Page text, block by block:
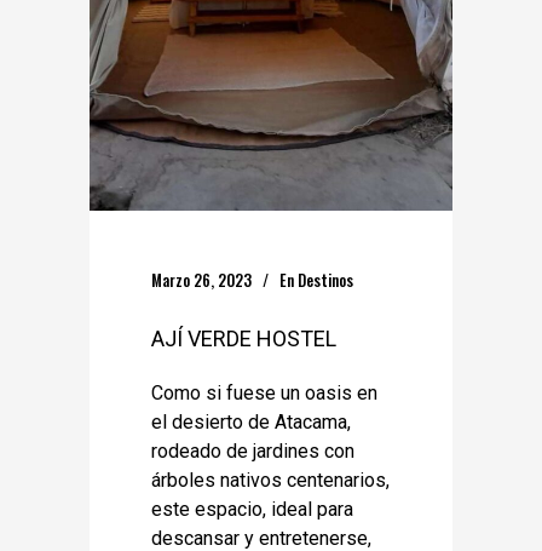
Marzo 26, 2023 En Destinos
AJÍ VERDE HOSTEL
Como si fuese un oasis en
el desierto de Atacama,
rodeado de jardines con
árboles nativos centenarios,
este espacio, ideal para
descansar y entretenerse,